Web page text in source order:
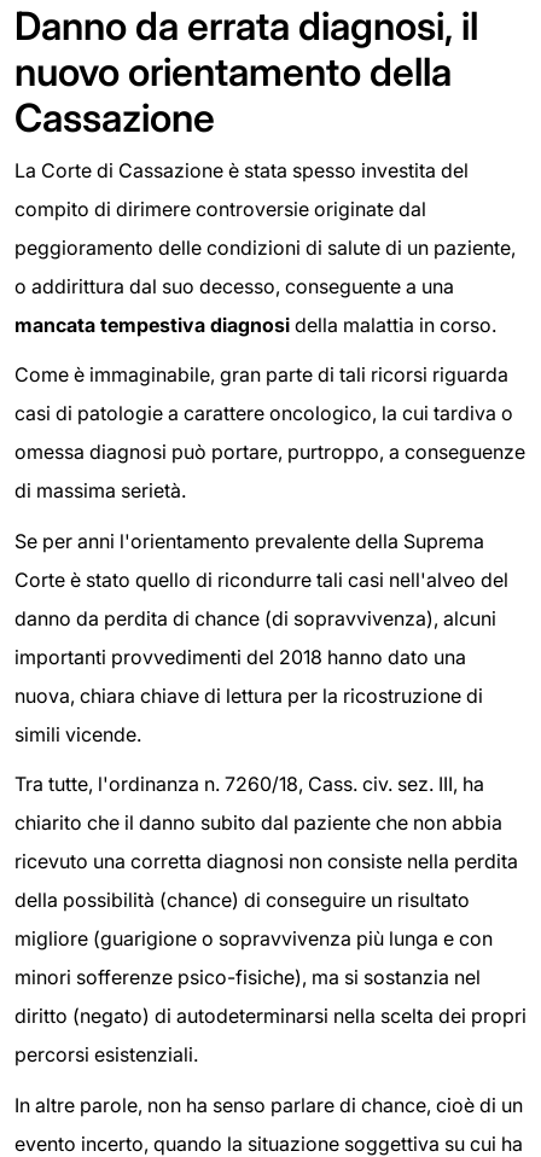
Danno da errata diagnosi, il
nuovo orientamento della
Cassazione
La Corte di Cassazione è stata spesso investita del
compito di dirimere controversie originate dal
peggioramento delle condizioni di salute di un paziente,
o addirittura dal suo decesso, conseguente a una
mancata tempestiva diagnosi della malattia in corso.
Come è immaginabile, gran parte di tali ricorsi riguarda
casi di patologie a carattere oncologico, la cui tardiva o
omessa diagnosi può portare, purtroppo, a conseguenze
di massima serietà.
Se per anni l'orientamento prevalente della Suprema
Corte è stato quello di ricondurre tali casi nell'alveo del
danno da perdita di chance (di sopravvivenza), alcuni
importanti provvedimenti del 2018 hanno dato una
nuova, chiara chiave di lettura per la ricostruzione di
simili vicende.
Tra tutte, l'ordinanza n. 7260/18, Cass. civ. sez. III, ha
chiarito che il danno subito dal paziente che non abbia
ricevuto una corretta diagnosi non consiste nella perdita
della possibilità (chance) di conseguire un risultato
migliore (guarigione o sopravvivenza più lunga e con
minori sofferenze psico-fisiche), ma si sostanzia nel
diritto (negato) di autodeterminarsi nella scelta dei propri
percorsi esistenziali.
In altre parole, non ha senso parlare di chance, cioè di un
evento incerto, quando la situazione soggettiva su cui ha